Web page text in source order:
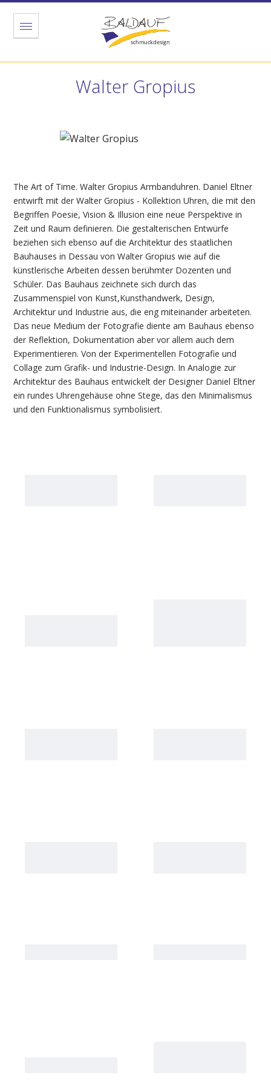
Walter Gropius
The Art of Time. Walter Gropius Armbanduhren. Daniel Eltner
entwirft mit der Walter Gropius - Kollektion Uhren, die mit den
Begriffen Poesie, Vision & Illusion eine neue Perspektive in
Zeit und Raum definieren. Die gestalterischen Entwürfe
beziehen sich ebenso auf die Architektur des staatlichen
Bauhauses in Dessau von Walter Gropius wie auf die
künstlerische Arbeiten dessen berühmter Dozenten und
Schüler. Das Bauhaus zeichnete sich durch das
Zusammenspiel von Kunst,Kunsthandwerk, Design,
Architektur und Industrie aus, die eng miteinander arbeiteten.
Das neue Medium der Fotografie diente am Bauhaus ebenso
der Reflektion, Dokumentation aber vor allem auch dem
Experimentieren. Von der Experimentellen Fotografie und
Collage zum Grafik- und Industrie-Design. In Analogie zur
Architektur des Bauhaus entwickelt der Designer Daniel Eltner
ein rundes Uhrengehäuse ohne Stege, das den Minimalismus
und den Funktionalismus symbolisiert.